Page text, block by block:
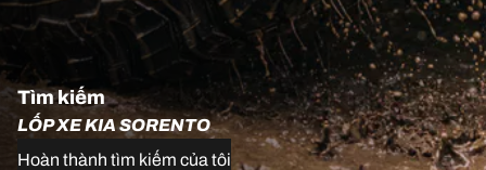
Tìm kiếm
LỐP XE KIA SORENTO
Hoàn thành tìm kiếm của tôi